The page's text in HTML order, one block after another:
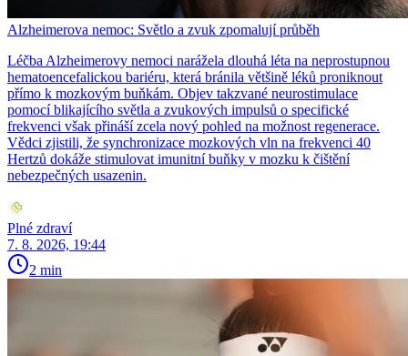
Alzheimerova nemoc: Světlo a zvuk zpomalují průběh
Léčba Alzheimerovy nemoci narážela dlouhá léta na neprostupnou
hematoencefalickou bariéru, která bránila většině léků proniknout
přímo k mozkovým buňkám. Objev takzvané neurostimulace
pomocí blikajícího světla a zvukových impulsů o specifické
frekvenci však přináší zcela nový pohled na možnost regenerace.
Vědci zjistili, že synchronizace mozkových vln na frekvenci 40
Hertzů dokáže stimulovat imunitní buňky v mozku k čištění
nebezpečných usazenin.
Plné zdraví
7. 8. 2026, 19:44
2 min